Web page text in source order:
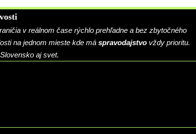
v reálnom čase rýchlo prehľadne a bez zbytočného
na jednom mieste kde má spravodajstvo vždy prioritu.
aj svet.